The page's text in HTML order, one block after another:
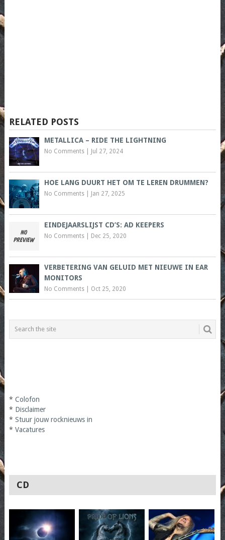
RELATED POSTS
METALLICA – RIDE THE LIGHTNING
No Comments| Jul 27, 2024
HOE LANG DUURT HET OM TE LEREN DRUMMEN?
No Comments| Jan 27, 2025
EINDEJAARSLIJST CD’S: AD KEEPERS
No Comments| Dec 25, 2020
VERBETERING VAN GELUID MET NIEUWE IN EAR
MONITORS
No Comments| Oct 25, 2020
* Colofon
* Disclaimer
* Stuur jouw rocknieuws in
* Vacatures
CD